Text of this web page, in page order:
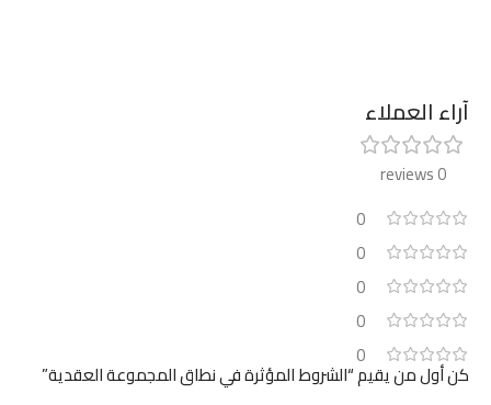
آراء العملاء
0 reviews
0
0
0
0
0
كن أول من يقيم “الشروط المؤثرة في نطاق المجموعة العقدية”